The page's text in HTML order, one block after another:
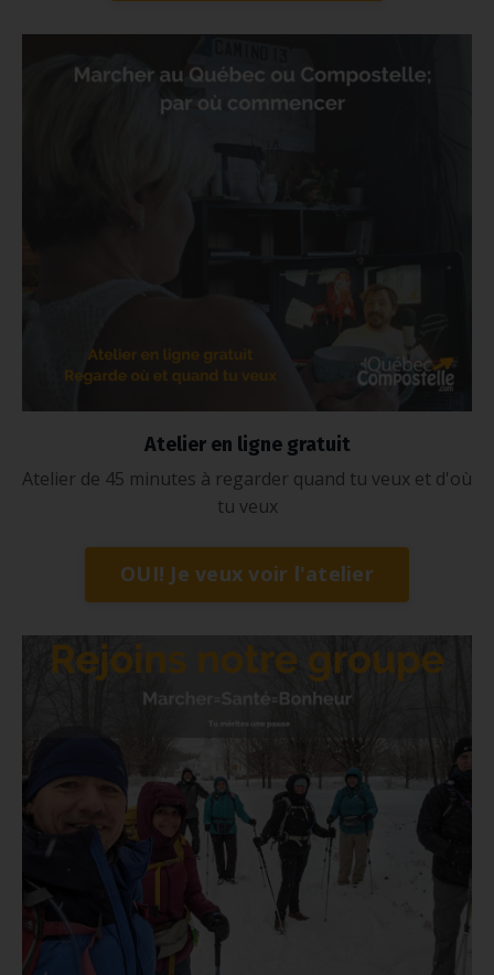
Atelier en ligne gratuit
Atelier de 45 minutes à regarder quand tu veux et d'où
tu veux
OUI! Je veux voir l'atelier